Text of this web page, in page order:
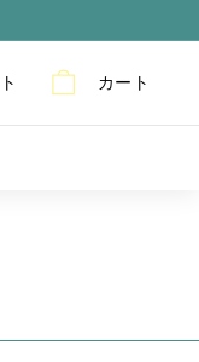
カート